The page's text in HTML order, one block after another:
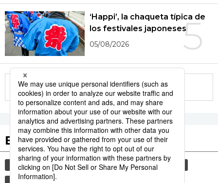
5
‘Happi’, la chaqueta típica de
los festivales japoneses
05/08/2026
More in this series
Etiquetas destacadas
cultura sociedad gastronomía